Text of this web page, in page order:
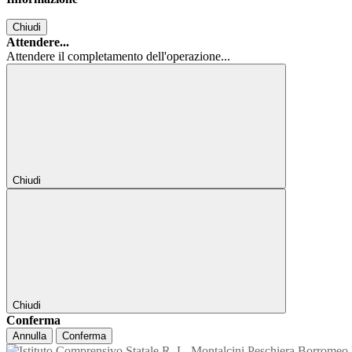
Chiudi
Attendere...
Attendere il completamento dell'operazione...
Chiudi
Chiudi
Conferma
Annulla Conferma